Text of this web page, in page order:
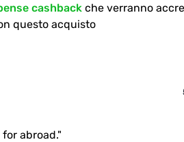
cashback che verranno
questo acquisto
abroad."